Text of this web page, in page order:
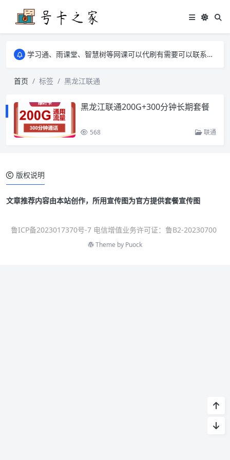
学习通、雨课堂、智慧树等网课可以代刷有需要可以联系邮箱i@tuzi.la
学习通、雨课堂、智慧树等网课可以代刷有需要可以联系邮箱i@tuzi.la
首页
标签 黑龙江联通
黑龙江联通200G+300分钟长期套餐
568 联通
版权说明
文章推荐内容由本站创作，所用宣传图为官方提供套餐宣传图
鲁ICP备2023017370号-7 电信增值业务许可证：鲁B2-20230700
Theme by Puock